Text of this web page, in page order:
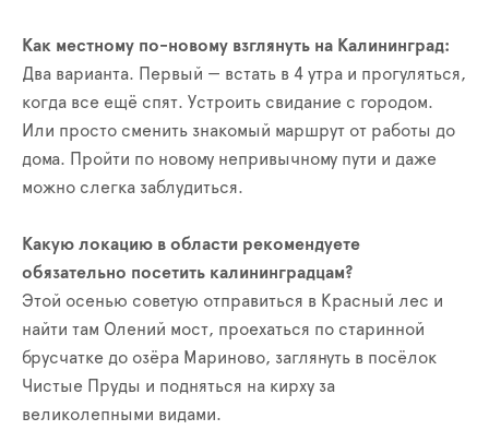
Как местному по-новому взглянуть на Калининград:
Два варианта. Первый — встать в 4 утра и прогуляться,
когда все ещё спят. Устроить свидание с городом.
Или просто сменить знакомый маршрут от работы до
дома. Пройти по новому непривычному пути и даже
можно слегка заблудиться.
Какую локацию в области рекомендуете
обязательно посетить калининградцам?
Этой осенью советую отправиться в Красный лес и
найти там Олений мост, проехаться по старинной
брусчатке до озёра Мариново, заглянуть в посёлок
Чистые Пруды и подняться на кирху за
великолепными видами.